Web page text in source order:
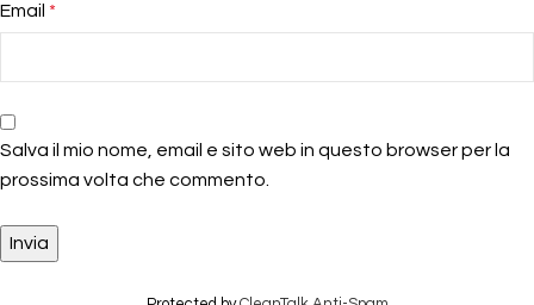
Email *
Salva il mio nome, email e sito web in questo browser per la
prossima volta che commento.